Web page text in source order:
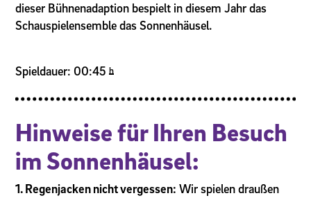
dieser Bühnenadaption bespielt in diesem Jahr das
Schauspielensemble das Sonnenhäusel.
Spieldauer: 00:45h
Hinweise für Ihren Besuch
im Sonnenhäusel:
1. Regenjacken nicht vergessen: Wir spielen draußen